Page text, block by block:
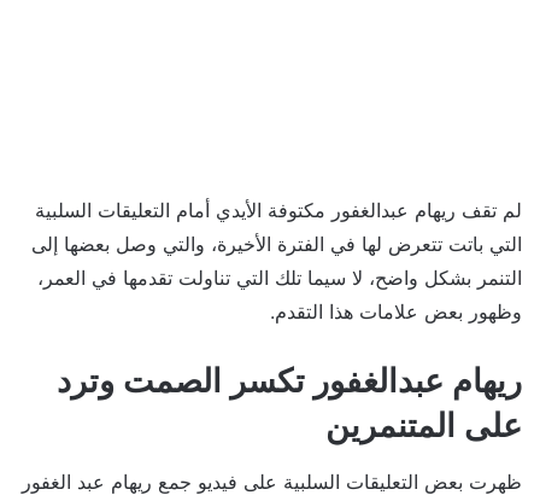
لم تقف ريهام عبدالغفور مكتوفة الأيدي أمام التعليقات السلبية
التي باتت تتعرض لها في الفترة الأخيرة، والتي وصل بعضها إلى
التنمر بشكل واضح، لا سيما تلك التي تناولت تقدمها في العمر،
وظهور بعض علامات هذا التقدم.
ريهام عبدالغفور تكسر الصمت وترد
على المتنمرين
ظهرت بعض التعليقات السلبية على فيديو جمع ريهام عبد الغفور